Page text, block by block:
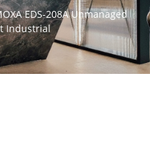
EDS-208A Unmanaged
Industrial